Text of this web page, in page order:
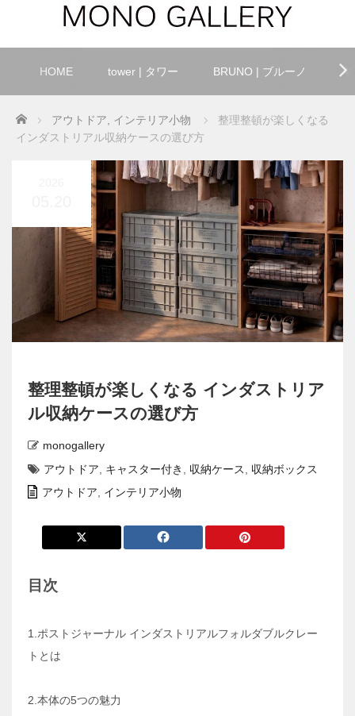
HOME tower | タワー BRUNO | ブルーノ キ
Home アウトドア インテリア小物
整理整頓が楽しくなる
インダストリアル収納ケースの選び方
整理整頓が楽しくなる インダストリア
ル収納ケースの選び方
monogallery
アウトドア
キャスター付き 収納ケース
収納ボックス
アウトドア
インテリア小物
目次
1.ポストジャーナル インダストリアルフォルダブルクレー
トとは
2.本体の5つの魅力